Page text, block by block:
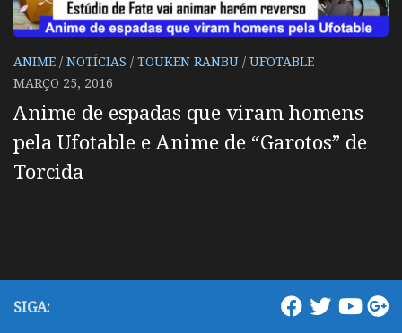
ANIME / NOTÍCIAS / TOUKEN RANBU / UFOTABLE
MARÇO 25, 2016
Anime de espadas que viram homens
pela Ufotable e Anime de “Garotos” de
Torcida
SIGA: